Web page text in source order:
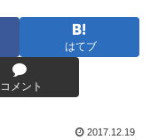
はてブ
コメント
2017.12.19